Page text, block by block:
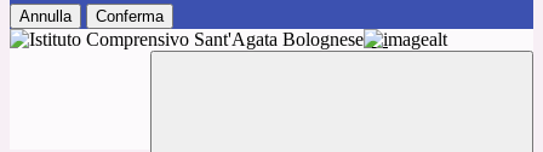
Annulla Conferma